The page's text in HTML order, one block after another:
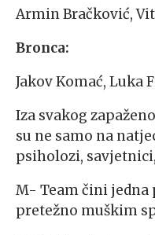
Armin Bračković,
Bronca:
Jakov Komać, Luka
Iza svakog
su ne samo na
psiholozi,
M- Team čini jedna
pretežno muškim